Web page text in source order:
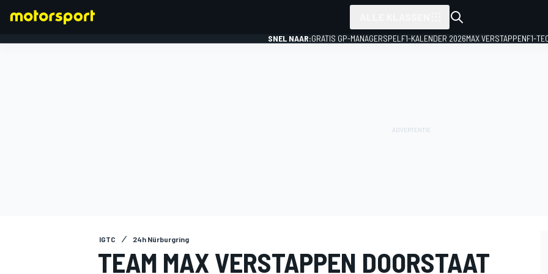
SNEL NAAR:GRATIS GP-MANAGERSPEL F1-KALENDER 2026MAX VERSTAPPENF1-
IGTC 24h Nürburgring
TEAM MAX VERSTAPPEN DOORSTAAT